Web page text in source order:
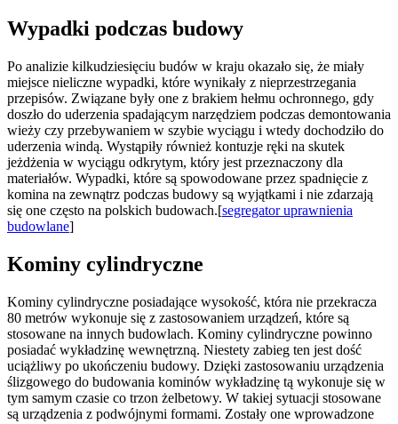
Wypadki podczas budowy
Po analizie kilkudziesięciu budów w kraju okazało się, że miały
miejsce nieliczne wypadki, które wynikały z nieprzestrzegania
przepisów. Związane były one z brakiem hełmu ochronnego, gdy
doszło do uderzenia spadającym narzędziem podczas demontowania
wieży czy przebywaniem w szybie wyciągu i wtedy dochodziło do
uderzenia windą. Wystąpiły również kontuzje ręki na skutek
jeżdżenia w wyciągu odkrytym, który jest przeznaczony dla
materiałów. Wypadki, które są spowodowane przez spadnięcie z
komina na zewnątrz podczas budowy są wyjątkami i nie zdarzają
się one często na polskich budowach.[segregator uprawnienia
budowlane]
Kominy cylindryczne
Kominy cylindryczne posiadające wysokość, która nie przekracza
80 metrów wykonuje się z zastosowaniem urządzeń, które są
stosowane na innych budowlach. Kominy cylindryczne powinno
posiadać wykładzinę wewnętrzną. Niestety zabieg ten jest dość
uciążliwy po ukończeniu budowy. Dzięki zastosowaniu urządzenia
ślizgowego do budowania kominów wykładzinę tą wykonuje się w
tym samym czasie co trzon żelbetowy. W takiej sytuacji stosowane
są urządzenia z podwójnymi formami. Zostały one wprowadzone